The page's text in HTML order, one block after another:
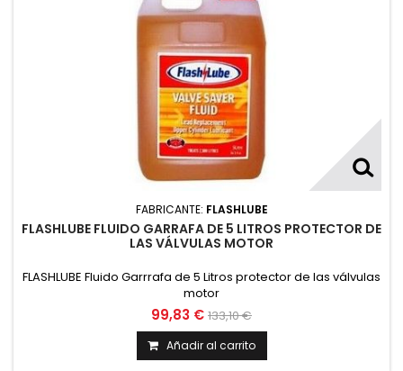
FABRICANTE: FLASHLUBE
FLASHLUBE FLUIDO GARRAFA DE 5 LITROS PROTECTOR DE
LAS VÁLVULAS MOTOR
FLASHLUBE Fluido Garrrafa de 5 Litros protector de las válvulas
motor
99,83 € 133,10 €
Añadir al carrito